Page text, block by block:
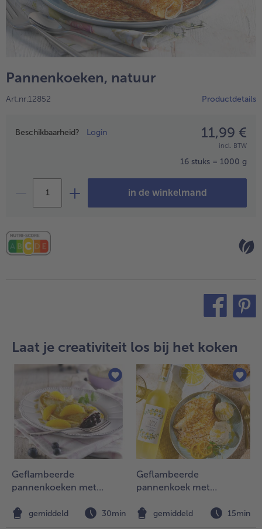
High Protein
alleHigh Protein
Veggie & Vegan
Pannenkoeken, natuur
Art.nr.12852 Productdetails
Prijsopgave
Beschikbaarheid? Login 11,99 €
incl. BTW
16 stuks = 1000 g
in de winkelmand
Laat je creativiteit los bij het koken
Geflambeerde
pannenkoeken met
gemiddeld 30min
Geflambeerde
pannenkoek met
gemiddeld 15min